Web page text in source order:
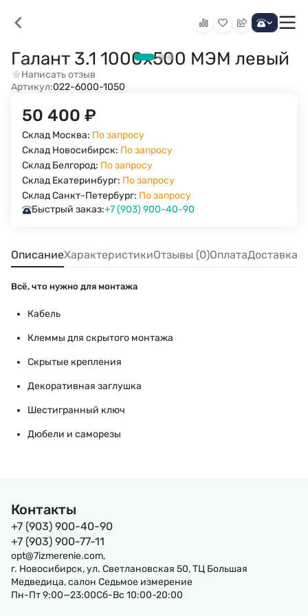
Галант 3.1 1000х500 МЭМ левый
Написать отзыв
Артикул:022-6000-1050
50 400 ₽
Склад Москва: По запросу
Склад Новосибирск: По запросу
Склад Белгород: По запросу
Склад Екатеринбург: По запросу
Склад Санкт-Петербург: По запросу
Быстрый заказ:+7 (903) 900-40-90
ОписаниеХарактеристикиОтзывы (0)ОплатаДоставка
Всё, что нужно для монтажа
Кабель
Клеммы для скрытого монтажа
Скрытые крепления
Декоративная заглушка
Шестигранный ключ
Дюбели и саморезы
Контакты
+7 (903) 900-40-90
+7 (903) 900-77-11
opt@7izmerenie.com,
г. Новосибирск, ул. Светлановская 50, ТЦ Большая
Медведица, салон Седьмое измерение
Пн-Пт 9:00—23:00Сб-Вс 10:00-20:00